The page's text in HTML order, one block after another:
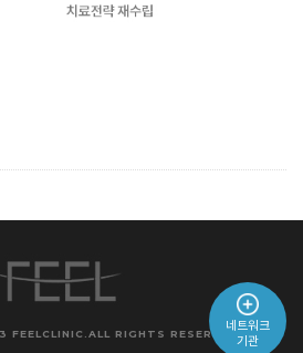
네트워크
기관
FEELCLINIC.ALL RIGHTS RESERVED.